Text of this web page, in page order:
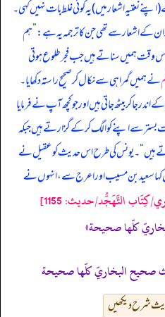
نعتیہ اشعار میں) یہ کوئی غلط بات نہیں کہی۔
ان کے اشعار سے تھی جن کا ترجمہ یہ ہے:”ہم
وقت ہمیں سناتے ہیں جب فجر طلوع ہوتی
نے ہمیں گمراہی سے نکال کر صحیح راستہ دکھایا۔
جا کر بیٹھ جاتی ہیں اور جو کچھ آپ نے فرمایا
بستر سے اپنے کو الگ کر کے گزارتے ہیں جبکہ
ہیں“۔ یونس کی طرح اس حدیث کو عقیل نے
سعید بن مسیب اور اعرج سے، انہوں نے
التَّهَجُّد/حدیث: 1155]
كلّها صحيحة»
صحيح البخاريّ كلّها صحيحة
شرح دیکھیں